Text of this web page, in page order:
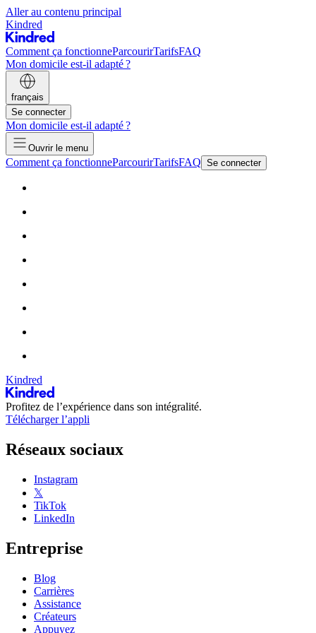
Aller au contenu principal
Kindred
Comment ça fonctionneParcourirTarifsFAQ
Mon domicile est-il adapté ?
français
Se connecter
Mon domicile est-il adapté ?
Ouvrir le menu
Comment ça fonctionneParcourirTarifsFAQ Se connecter
Kindred
Profitez de l’expérience dans son intégralité.
Télécharger l’appli
Réseaux sociaux
Instagram
𝕏
TikTok
LinkedIn
Entreprise
Blog
Carrières
Assistance
Créateurs
Appuyez